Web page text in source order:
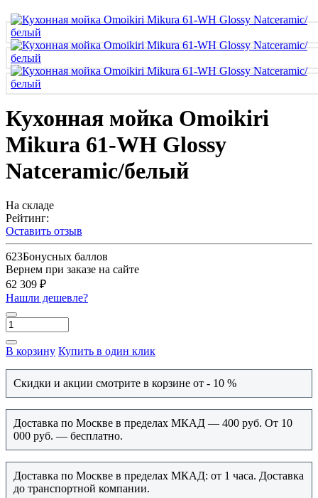
Кухонная мойка Omoikiri
Mikura 61-WH Glossy
Natceramic/белый
На складе
Рейтинг:
Оставить отзыв
623Бонусных баллов
Вернем при заказе на сайте
62 309 ₽
Нашли дешевле?
В корзину Купить в один клик
Скидки и акции смотрите в корзине от - 10 %
Доставка по Москве в пределах МКАД — 400 руб. От 10
000 руб. — бесплатно.
Доставка по Москве в пределах МКАД: от 1 часа. Доставка
до транспортной компании.